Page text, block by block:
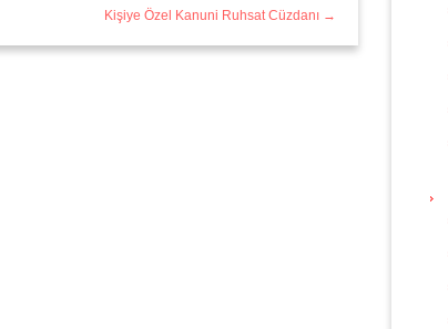
Kişiye Özel Kanuni Ruhsat Cüzdanı →